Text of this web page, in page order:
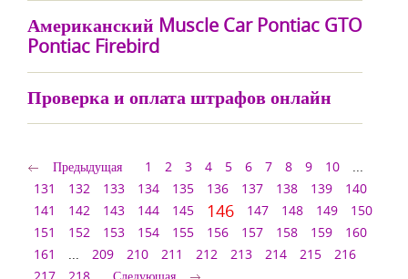
Американский Muscle Car Pontiac GTO
Pontiac Firebird
Проверка и оплата штрафов онлайн
Предыдущая 1 2 3 4 5 6 7 8 9 10
...
131
132 133 134 135 136 137 138 139
140
141
142 143 144 145 146 147 148 149
150
151
152 153 154 155 156 157 158 159
160
161
... 209 210 211 212 213 214 215
216